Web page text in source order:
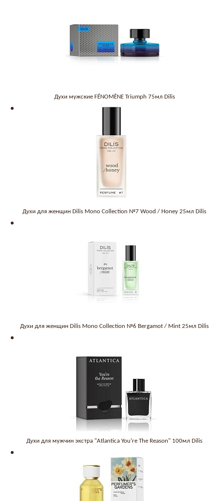
Духи мужские FÉNOMÈNE Triumph 75мл Dilis
Духи для женщин Dilis Mono Collection №7 Wood / Honey 25мл Dilis
Духи для женщин Dilis Mono Collection №6 Bergamot / Mint 25мл Dilis
Духи для мужчин экстра "Atlantica You’re The Reason" 100мл Dilis